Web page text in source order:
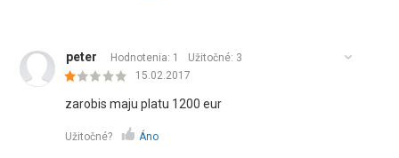
peter Hodnotenia: 1 Užitočné: 3
15.02.2017
zarobis maju platu 1200 eur
Užitočné? Áno